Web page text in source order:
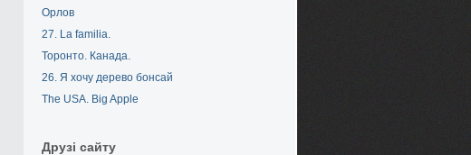
Орлов
27. La familia.
Торонто. Канада.
26. Я хочу дерево бонсай
The USA. Big Apple
Друзі сайту